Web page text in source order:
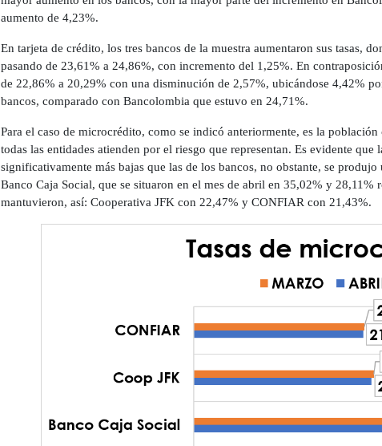
aumento de 4,23%.
En tarjeta de crédito, los tres bancos de la muestra aumentaron sus tasas,
pasando de 23,61% a 24,86%, con incremento del 1,25%. En
de 22,86% a 20,29% con una disminución de 2,57%, ubicándose 4,42%
bancos, comparado con Bancolombia que estuvo en 24,71%.
Para el caso de microcrédito, como se indicó anteriormente, es la
todas las entidades atienden por el riesgo que representan. Es evidente que
significativamente más bajas que las de los bancos, no obstante, se
Banco Caja Social, que se situaron en el mes de abril en 35,02% y 28,11%
mantuvieron, así: Cooperativa JFK con 22,47% y CONFIAR con 21,43%.